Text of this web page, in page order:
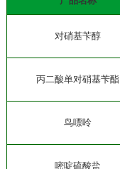
对硝基苄醇
丙二酸单对硝基苄酯
鸟嘌呤
嘧啶硫酸盐